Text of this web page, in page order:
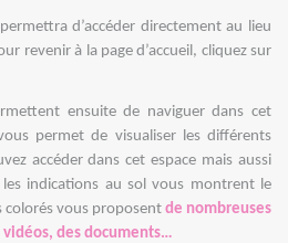
d’accéder directement au lieu
revenir à la page d’accueil, cliquez sur
ensuite de naviguer dans cet
permet de visualiser les différents
accéder dans cet espace mais aussi
les indications au sol vous montrent le
colorés vous proposent de nombreuses
vidéos, des documents…